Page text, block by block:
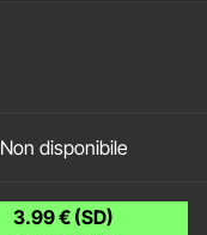
Non disponibile
3.99 € (SD)